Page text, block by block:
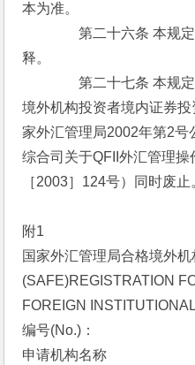
本为准。
第二十六条 本规定由
释。
第二十七条 本规定自
境外机构投资者境内证券
家外汇管理局2002年第2号
综合司关于QFII外汇管理
［2003］124号）同时废止
附1
国家外汇管理局合格境外
(SAFE)REGISTRATION
FOREIGN
编号(No.)：
申请机构名称